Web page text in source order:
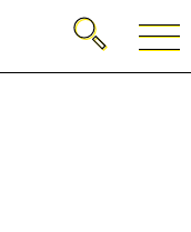
Recherche